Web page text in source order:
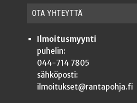
OTA YHTEYT­TÄ
Ilmoitusmyynti
puhelin:
044-714 7805
sähköposti:
ilmoitukset@rantapohja.fi